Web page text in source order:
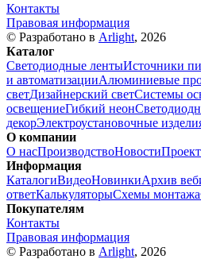
Контакты
Правовая информация
© Разработано в Arlight, 2026
Каталог
Светодиодные лентыИсточники
и автоматизацииАлюминиевые
светДизайнерский светСистемы
освещениеГибкий неон
декорЭлектроустановочные
О компании
О насПроизводствоНовости
Информация
КаталогиВидеоНовинкиАрхив
ответКалькуляторыСхемы монтажа
Покупателям
Контакты
Правовая информация
© Разработано в Arlight, 2026